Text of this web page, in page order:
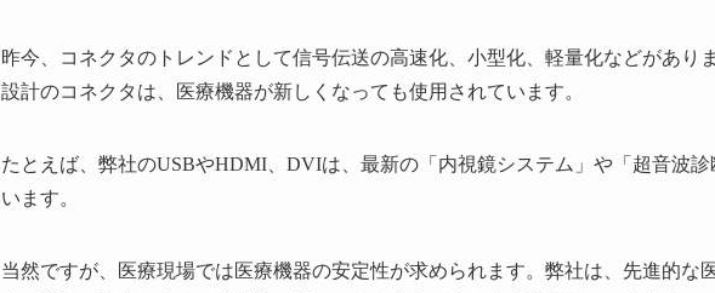
昨今、コネクタのトレンドとして信号伝送の高速化、小型化、軽量化などがあり
設計のコネクタは、医療機器が新しくなっても使用されています。
たとえば、弊社のUSBやHDMI、DVIは、最新の「内視鏡システム」や「超音波
います。
当然ですが、医療現場では医療機器の安定性が求められます。弊社は、先進的な